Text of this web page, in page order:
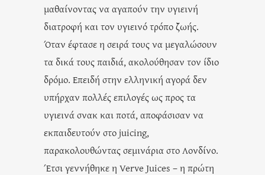
μαθαίνοντας να αγαπούν την υγιεινή
διατροφή και τον υγιεινό τρόπο ζωής.
Όταν έφτασε η σειρά τους να μεγαλώσουν
τα δικά τους παιδιά, ακολούθησαν τον ίδιο
δρόμο. Επειδή στην ελληνική αγορά δεν
υπήρχαν πολλές επιλογές ως προς τα
υγιεινά σνακ και ποτά, αποφάσισαν να
εκπαιδευτούν στο juicing,
παρακολουθώντας σεμινάρια στο Λονδίνο.
Έτσι γεννήθηκε η Verve Juices – η πρώτη